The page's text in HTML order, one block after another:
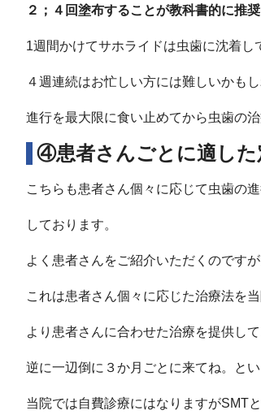
２；４回塗布することが教科書的に推奨
1週間かけてサホライドは虫歯に沈着し
４週連続はお忙しい方には難しいかも
進行を最大限に食い止めてから虫歯の治
④患者さんごとに適した
こちらも患者さん個々に応じて虫歯の
しております。
よく患者さんをご紹介いただくのです
これは患者さん個々に応じた治療法を
より患者さんに合わせた治療を提供し
逆に一辺倒に３か月ごとに来てね。と
当院では自費診療にはなりますがSMT